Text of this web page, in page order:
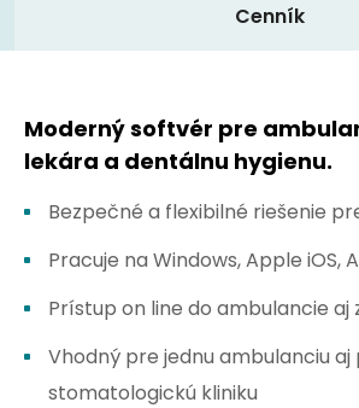
Cenník
Moderný softvér pre
lekára a dentálnu hygienu.
Bezpečné a flexibilné riešenie
Pracuje na Windows, Apple iOS,
Prístup on line do ambulancie aj
Vhodný pre jednu ambulanciu
stomatologickú kliniku